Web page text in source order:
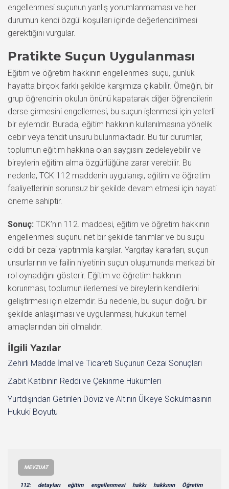
engellenmesi suçunun yanlış yorumlanmaması ve her
durumun kendi özgül koşulları içinde değerlendirilmesi
gerektiğini vurgular.
Pratikte Suçun Uygulanması
Eğitim ve öğretim hakkının engellenmesi suçu, günlük
hayatta birçok farklı şekilde karşımıza çıkabilir. Örneğin, bir
grup öğrencinin okulun önünü kapatarak diğer öğrencilerin
derse girmesini engellemesi, bu suçun işlenmesi için yeterli
bir eylemdir. Burada, eğitim hakkının kullanılmasına yönelik
cebir veya tehdit unsuru bulunmaktadır. Bu tür durumlar,
toplumun eğitim hakkına olan saygısını zedeleyebilir ve
bireylerin eğitim alma özgürlüğüne zarar verebilir. Bu
nedenle, TCK 112 maddenin uygulanışı, eğitim ve öğretim
faaliyetlerinin sorunsuz bir şekilde devam etmesi için hayati
öneme sahiptir.
Sonuç: TCK’nın 112. maddesi, eğitim ve öğretim hakkının
engellenmesi suçunu net bir şekilde tanımlar ve bu suçu
ciddi bir cezai yaptırımla karşılar. Yargıtay kararları, suçun
unsurlarının ve failin niyetinin suçun oluşumunda merkezi bir
rol oynadığını gösterir. Eğitim ve öğretim hakkının
korunması, toplumun ilerlemesi ve bireylerin kendilerini
geliştirmesi için elzemdir. Bu nedenle, bu suçun doğru bir
şekilde anlaşılması ve uygulanması, hukukun temel
amaçlarından biri olmalıdır.
İlgili Yazılar
Zehirli Madde İmal ve Ticareti Suçunun Cezai Sonuçları
Zabıt Katibinin Reddi ve Çekinme Hükümleri
Yurtdışından Getirilen Döviz ve Altının Ülkeye Sokulmasının
Hukuki Boyutu
MEVZUAT
112: detayları eğitim engellenmesi hakkı hakkının Öğretim